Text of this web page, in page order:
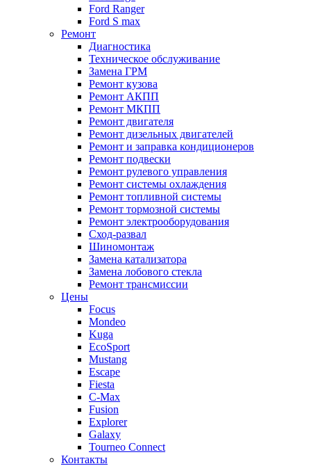
Ford Ranger
Ford S max
Ремонт
Диагностика
Техническое обслуживание
Замена ГРМ
Ремонт кузова
Ремонт АКПП
Ремонт МКПП
Ремонт двигателя
Ремонт дизельных двигателей
Ремонт и заправка кондиционеров
Ремонт подвески
Ремонт рулевого управления
Ремонт системы охлаждения
Ремонт топливной системы
Ремонт тормозной системы
Ремонт электрооборудования
Сход-развал
Шиномонтаж
Замена катализатора
Замена лобового стекла
Ремонт трансмиссии
Цены
Focus
Mondeo
Kuga
EcoSport
Mustang
Escape
Fiesta
C-Max
Fusion
Explorer
Galaxy
Tourneo Connect
Контакты